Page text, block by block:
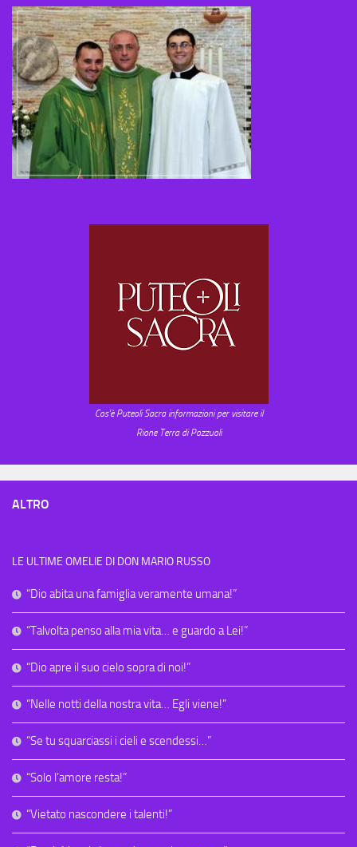
Cos'è Puteoli Sacra informazioni per visitare il
Rione Terra di Pozzuoli
ALTRO
LE ULTIME OMELIE DI DON MARIO RUSSO
“Dio abita una famiglia veramente umana!”
“Talvolta penso alla mia vita… e guardo a Lei!”
“Dio apre il suo cielo sopra di noi!”
“Nelle notti della nostra vita… Egli viene!”
“Se tu squarciassi i cieli e scendessi…”
“Solo l’amore resta!”
“Vietato nascondere i talenti!”